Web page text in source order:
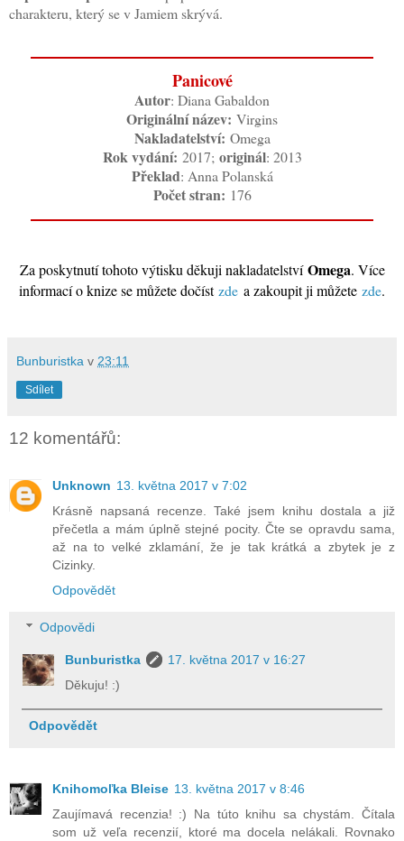
charakteru, který se v Jamiem skrývá.
Panicové
Autor: Diana Gabaldon
Originální název: Virgins
Nakladatelství: Omega
Rok vydání: 2017; originál: 2013
Překlad: Anna Polanská
Počet stran: 176
Za poskytnutí tohoto výtisku děkuji nakladatelstvíOmega. Více
informací o knize se můžete dočíst zde a zakoupit ji můžete zde.
Bunburistka v 23:11
Sdílet
12 komentářů:
Unknown 13. května 2017 v 7:02
Krásně napsaná recenze. Také jsem knihu dostala a již
přečetla a mám úplně stejné pocity. Čte se opravdu sama,
až na to velké zklamání, že je tak krátká a zbytek je z
Cizinky.
Odpovědět
Odpovědi
Bunburistka
17. května 2017 v 16:27
Děkuju! :)
Odpovědět
Knihomoľka Bleise 13. května 2017 v 8:46
Zaujímavá recenzia! :) Na túto knihu sa chystám. Čítala
som už veľa recenzií, ktoré ma docela nelákali. Rovnako